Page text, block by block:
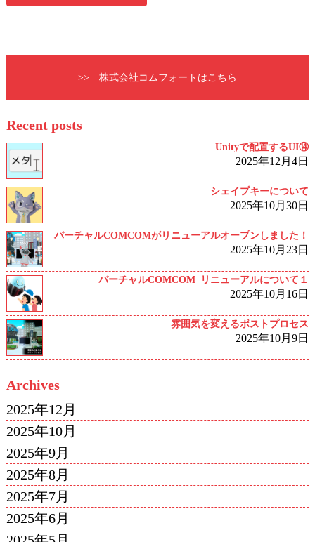
>> 株式会社コムフォートはこちら
Recent posts
Unityで配置するUI⑭
2025年12月4日
シェイプキーについて
2025年10月30日
バーチャルCOMCOMがリニューアルオープンしました！
2025年10月23日
バーチャルCOMCOM_リニューアルについて１
2025年10月16日
雰囲気を変えるポストプロセス
2025年10月9日
Archives
2025年12月
2025年10月
2025年9月
2025年8月
2025年7月
2025年6月